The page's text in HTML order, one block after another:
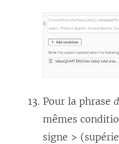
Pour la phrase
mêmes
signe >